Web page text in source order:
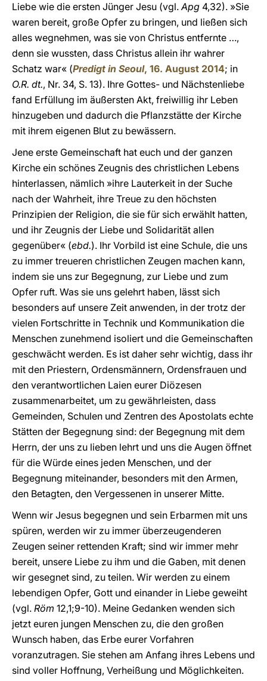
Liebe wie die ersten Jünger Jesu (vgl.Apg 4,32). »Sie
waren bereit, große Opfer zu bringen, und ließen sich
alles wegnehmen, was sie von Christus entfernte …,
denn sie wussten, dass Christus allein ihr wahrer
Schatz war« (Predigt in Seoul, 16. August 2014; in
O.R. dt., Nr. 34, S. 13). Ihre Gottes- und Nächstenliebe
fand Erfüllung im äußersten Akt, freiwillig ihr Leben
hinzugeben und dadurch die Pflanzstätte der Kirche
mit ihrem eigenen Blut zu bewässern.
Jene erste Gemeinschaft hat euch und der ganzen
Kirche ein schönes Zeugnis des christlichen Lebens
hinterlassen, nämlich »ihre Lauterkeit in der Suche
nach der Wahrheit, ihre Treue zu den höchsten
Prinzipien der Religion, die sie für sich erwählt hatten,
und ihr Zeugnis der Liebe und Solidarität allen
gegenüber« (ebd.). Ihr Vorbild ist eine Schule, die uns
zu immer treueren christlichen Zeugen machen kann,
indem sie uns zur Begegnung, zur Liebe und zum
Opfer ruft. Was sie uns gelehrt haben, lässt sich
besonders auf unsere Zeit anwenden, in der trotz der
vielen Fortschritte in Technik und Kommunikation die
Menschen zunehmend isoliert und die Gemeinschaften
geschwächt werden. Es ist daher sehr wichtig, dass ihr
mit den Priestern, Ordensmännern, Ordensfrauen und
den verantwortlichen Laien eurer Diözesen
zusammenarbeitet, um zu gewährleisten, dass
Gemeinden, Schulen und Zentren des Apostolats echte
Stätten der Begegnung sind: der Begegnung mit dem
Herrn, der uns zu lieben lehrt und uns die Augen öffnet
für die Würde eines jeden Menschen, und der
Begegnung miteinander, besonders mit den Armen,
den Betagten, den Vergessenen in unserer Mitte.
Wenn wir Jesus begegnen und sein Erbarmen mit uns
spüren, werden wir zu immer überzeugenderen
Zeugen seiner rettenden Kraft; sind wir immer mehr
bereit, unsere Liebe zu ihm und die Gaben, mit denen
wir gesegnet sind, zu teilen. Wir werden zu einem
lebendigen Opfer, Gott und einander in Liebe geweiht
(vgl. Röm 12,1;9-10). Meine Gedanken wenden sich
jetzt euren jungen Menschen zu, die den großen
Wunsch haben, das Erbe eurer Vorfahren
voranzutragen. Sie stehen am Anfang ihres Lebens und
sind voller Hoffnung, Verheißung und Möglichkeiten.